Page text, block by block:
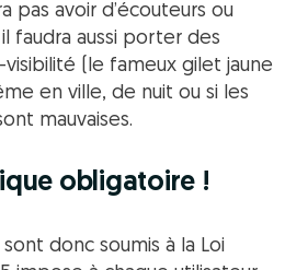
pas avoir d’écouteurs ou
faudra aussi porter des
(le fameux gilet jaune
en ville, de nuit ou si les
mauvaises.
obligatoire !
donc soumis à la Loi